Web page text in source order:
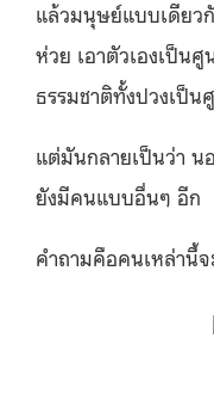
แล้วมนุษย์แบบเดียว
ห่วย เอาตัวเองเป็น
ธรรมชาติทั้งปวงเป็น
แต่มันกลายเป็นว่า น
ยังมีคนแบบอื่นๆ อีก
คำถามคือคนเหล่านี้